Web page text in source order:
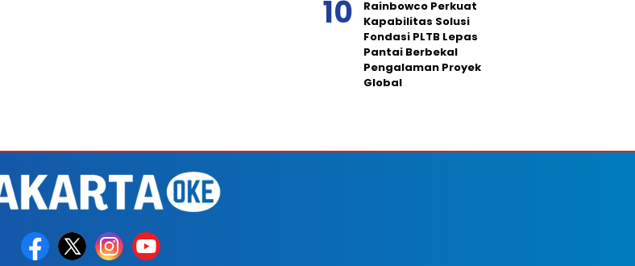
Rainbowco Perkuat
Kapabilitas Solusi
Fondasi PLTB Lepas
Pantai Berbekal
Pengalaman Proyek
Global